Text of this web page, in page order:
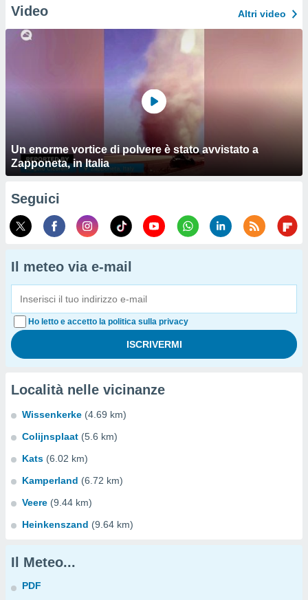
Video Altri video
Un enorme vortice di polvere è stato avvistato a
Zapponeta, in Italia
Seguici
Il meteo via e-mail
Ho letto e accetto la politica sulla privacy
Località nelle vicinanze
Wissenkerke (4.69 km)
Colijnsplaat (5.6 km)
Kats (6.02 km)
Kamperland (6.72 km)
Veere (9.44 km)
Heinkenszand (9.64 km)
Il Meteo...
PDF